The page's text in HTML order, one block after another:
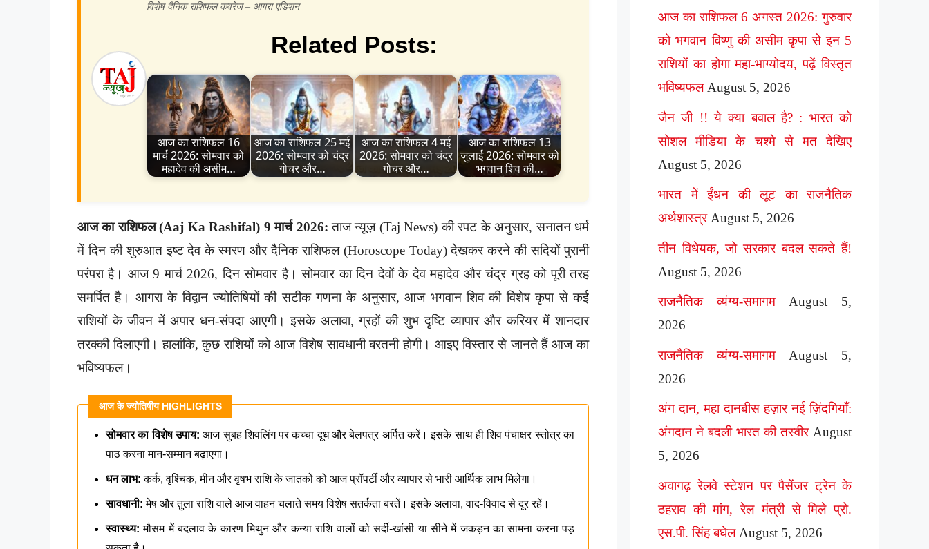
विशेष दैनिक राशिफल कवरेज – आगरा एडिशन
Related Posts:
आज का राशिफल 16
मार्च 2026: सोमवार को
महादेव की असीम…
आज का राशिफल 25 मई
2026: सोमवार को चंद्र
गोचर और…
आज का राशिफल 4 मई
2026: सोमवार को चंद्र
गोचर और…
आज का राशिफल 13
जुलाई 2026: सोमवार को
भगवान शिव की…
आज का राशिफल (Aaj Ka Rashifal) 9 मार्च 2026: ताज न्यूज़ (Taj News) की रपट के अनुसार, सनातन धर्म
में दिन की शुरुआत इष्ट देव के स्मरण और दैनिक राशिफल (Horoscope Today) देखकर करने की सदियों पुरानी
परंपरा है। आज 9 मार्च 2026, दिन सोमवार है। सोमवार का दिन देवों के देव महादेव और चंद्र ग्रह को पूरी तरह
समर्पित है। आगरा के विद्वान ज्योतिषियों की सटीक गणना के अनुसार, आज भगवान शिव की विशेष कृपा से कई
राशियों के जीवन में अपार धन-संपदा आएगी। इसके अलावा, ग्रहों की शुभ दृष्टि व्यापार और करियर में शानदार
तरक्की दिलाएगी। हालांकि, कुछ राशियों को आज विशेष सावधानी बरतनी होगी। आइए विस्तार से जानते हैं आज का
भविष्यफल।
आज के ज्योतिषीय HIGHLIGHTS
सोमवार का विशेष उपाय: आज सुबह शिवलिंग पर कच्चा दूध और बेलपत्र अर्पित करें। इसके साथ ही शिव पंचाक्षर स्तोत्र का
पाठ करना मान-सम्मान बढ़ाएगा।
धन लाभ: कर्क, वृश्चिक, मीन और वृषभ राशि के जातकों को आज प्रॉपर्टी और व्यापार से भारी आर्थिक लाभ मिलेगा।
सावधानी: मेष और तुला राशि वाले आज वाहन चलाते समय विशेष सतर्कता बरतें। इसके अलावा, वाद-विवाद से दूर रहें।
स्वास्थ्य: मौसम में बदलाव के कारण मिथुन और कन्या राशि वालों को सर्दी-खांसी या सीने में जकड़न का सामना करना पड़
आज का राशिफल 6 अगस्त 2026: गुरुवार
को भगवान विष्णु की असीम कृपा से इन 5
राशियों का होगा महा-भाग्योदय, पढ़ें विस्तृत
भविष्यफल August 5, 2026
जैन जी !! ये क्या बवाल है? : भारत को
सोशल मीडिया के चश्मे से मत देखिए
August 5, 2026
भारत में ईंधन की लूट का राजनैतिक
अर्थशास्त्र August 5, 2026
तीन विधेयक, जो सरकार बदल सकते हैं!
August 5, 2026
राजनैतिक व्यंग्य-समागम
August 5,
2026
राजनैतिक व्यंग्य-समागम
August 5,
2026
अंग दान, महा दानबीस हज़ार नई ज़िंदगियाँ:
अंगदान ने बदली भारत की तस्वीर August
5, 2026
अवागढ़ रेलवे स्टेशन पर पैसेंजर ट्रेन के
ठहराव की मांग, रेल मंत्री से मिले प्रो.
एस.पी. सिंह बघेल August 5, 2026